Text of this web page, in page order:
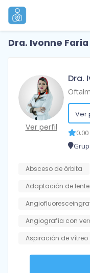
Dra. Ivonne Faria
Ver perfil
Dra.
Ver
0.00
Absceso de órbita
Adaptación de
Angiografía con
Aspiración de vítreo